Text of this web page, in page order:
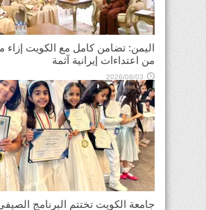
اليمن: تضامن كامل مع الكويت إزاء
من اعتداءات إيرانية آثمة
2026/08/03
جامعة الكويت تختتم البرنامج